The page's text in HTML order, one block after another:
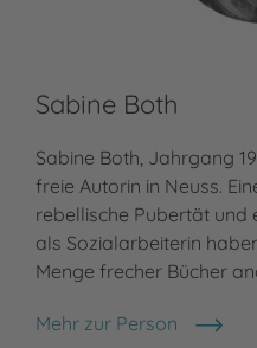
Sabine Both
Sabine Both, Jahrgang
freie Autorin in Neuss.
rebellische Pubertät
als Sozialarbeiterin
Menge frecher Bücher
Mehr zur Person
Sabine Both